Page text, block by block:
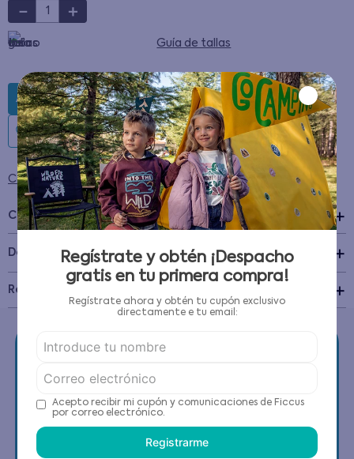
＋
－
Guía de tallas
AGREGAR AL CARRITO
Condiciones para cambios y devoluciones
Características
Detalles del Producto +
Recomendaciones de cuidado
Contáctanos
(22) 6178818 - Compras Internet
Regístrate y obtén ¡Despacho
gratis en tu primera compra!
Regístrate ahora y obtén tu cupón exclusivo
directamente e tu email:
Acepto recibir mi cupón y comunicaciones de Ficcus
por correo electrónico.
Registrarme